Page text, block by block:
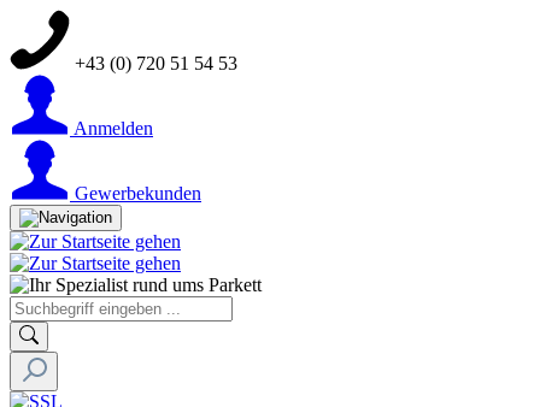
+43 (0) 720 51 54 53
Anmelden
Gewerbekunden